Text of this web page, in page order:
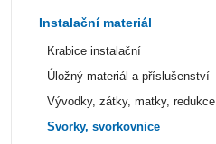
Instalační materiál
Krabice instalační
Úložný materiál a příslušenství
Vývodky, zátky, matky, redukce
Svorky, svorkovnice